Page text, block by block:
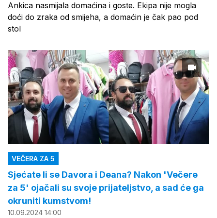
Ankica nasmijala domaćina i goste. Ekipa nije mogla
doći do zraka od smijeha, a domaćin je čak pao pod
stol
VEČERA ZA 5
Sjećate li se Davora i Deana? Nakon 'Večere
za 5' ojačali su svoje prijateljstvo, a sad će ga
okruniti kumstvom!
10.09.2024 14:00